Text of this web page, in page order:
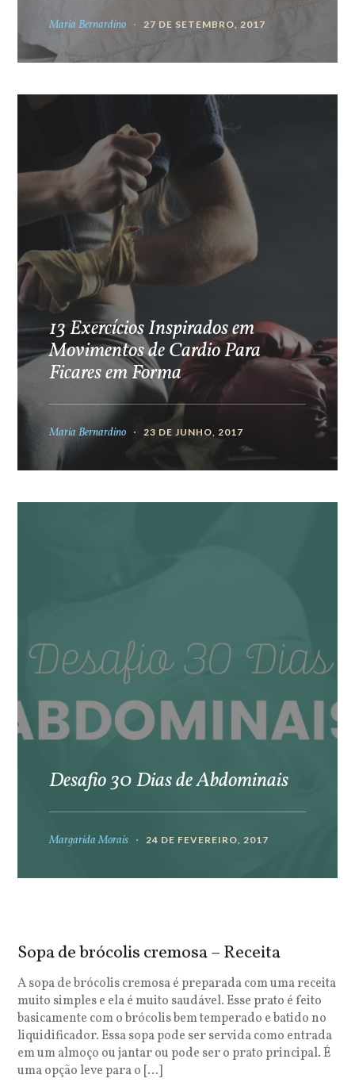
Maria Bernardino 27 DE SETEMBRO, 2017
13 Exercícios Inspirados em
Movimentos de Cardio Para
Ficares em Forma
Maria Bernardino 23 DE JUNHO, 2017
Desafio 30 Dias de Abdominais
Margarida Morais 24 DE FEVEREIRO, 2017
Sopa de brócolis cremosa – Receita
A sopa de brócolis cremosa é preparada com uma receita
muito simples e ela é muito saudável. Esse prato é feito
basicamente com o brócolis bem temperado e batido no
liquidificador. Essa sopa pode ser servida como entrada
em um almoço ou jantar ou pode ser o prato principal. É
uma opção leve para o […]